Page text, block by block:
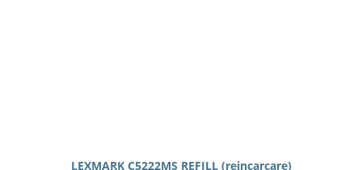
LEXMARK C5222MS REFILL (reincarcare)